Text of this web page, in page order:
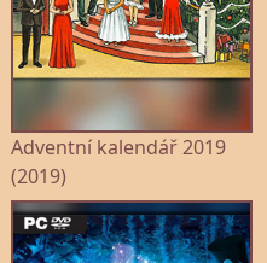
Adventní kalendář 2019
(2019)